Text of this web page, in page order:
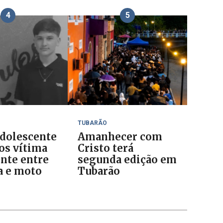
4
vítima
entre
e moto
5
TUBARÃO
Amanhecer com
Cristo terá
segunda edição em
Tubarão